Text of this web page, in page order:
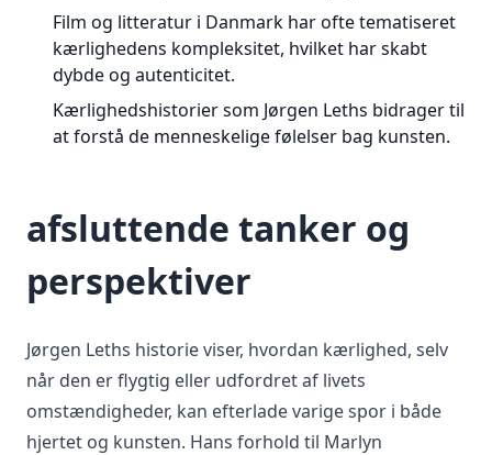
Film og litteratur i Danmark har ofte tematiseret
kærlighedens kompleksitet, hvilket har skabt
dybde og autenticitet.
Kærlighedshistorier som Jørgen Leths bidrager til
at forstå de menneskelige følelser bag kunsten.
afsluttende tanker og
perspektiver
Jørgen Leths historie viser, hvordan kærlighed, selv
når den er flygtig eller udfordret af livets
omstændigheder, kan efterlade varige spor i både
hjertet og kunsten. Hans forhold til Marlyn